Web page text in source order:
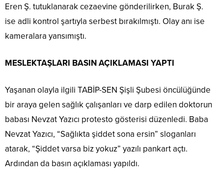
Eren Ş. tutuklanarak cezaevine gönderilirken, Burak Ş.
ise adli kontrol şartıyla serbest bırakılmıştı. Olay anı ise
kameralara yansımıştı.
MESLEKTAŞLARI BASIN AÇIKLAMASI YAPTI
Yaşanan olayla ilgili TABİP-SEN Şişli Şubesi öncülüğünde
bir araya gelen sağlık çalışanları ve darp edilen doktorun
babası Nevzat Yazıcı protesto gösterisi düzenledi. Baba
Nevzat Yazıcı, “Sağlıkta şiddet sona ersin” sloganları
atarak, “Şiddet varsa biz yokuz” yazılı pankart açtı.
Ardından da basın açıklaması yapıldı.